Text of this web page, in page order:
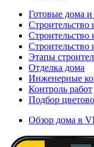
Готовые дома и
Строительство
Строительство
Этапы
Отделка дома
Инженерные
Контроль работ
Подбор
Обзор дома в